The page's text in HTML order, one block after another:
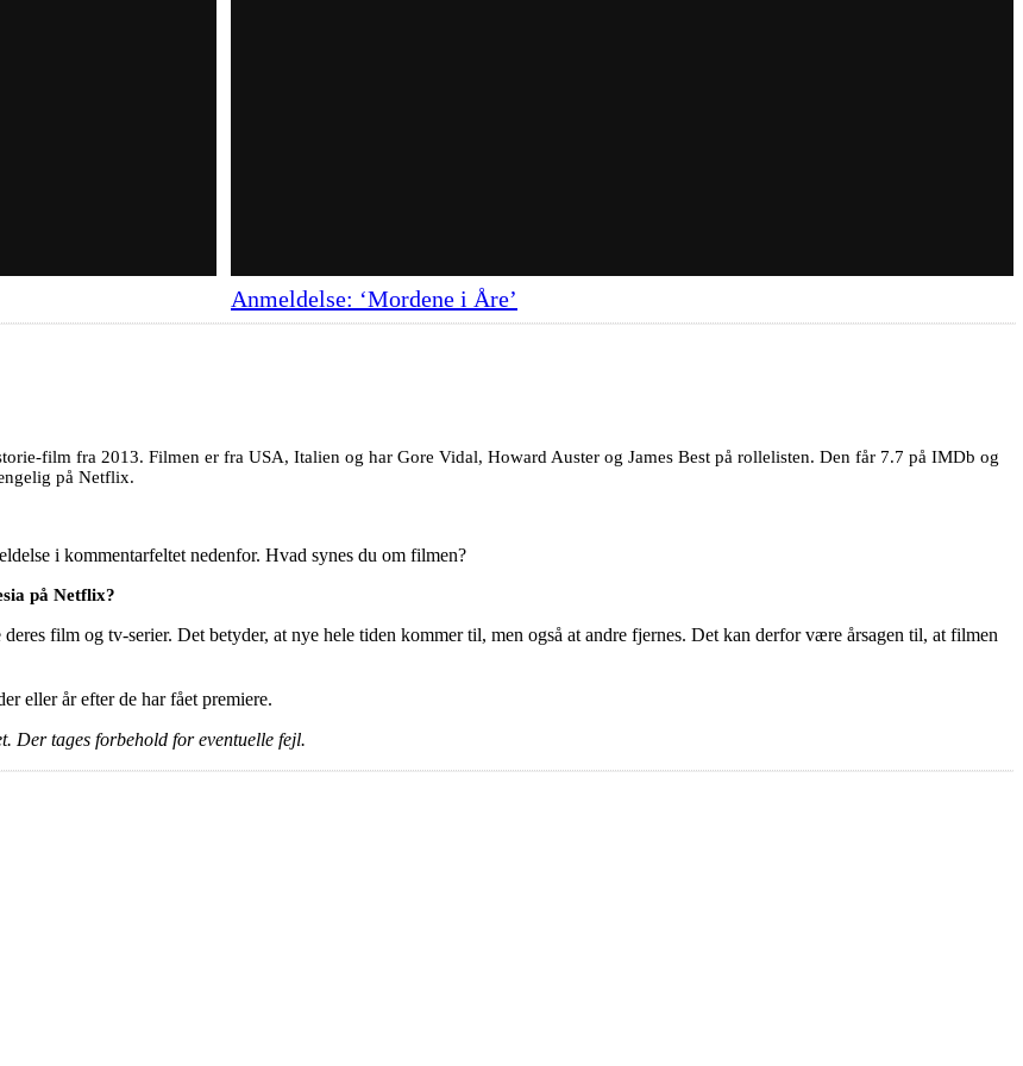
Anmeldelse: ‘Mordene i Åre’
film fra 2013. Filmen er fra USA, Italien og har Gore Vidal, Howard Auster og James Best på rollelisten. Den får 7.7 på IMDb og
på Netflix.
i kommentarfeltet nedenfor. Hvad synes du om filmen?
på Netflix?
film og tv-serier. Det betyder, at nye hele tiden kommer til, men også at andre fjernes. Det kan derfor være årsagen til, at filmen
eller år efter de har fået premiere.
Der tages forbehold for eventuelle fejl.